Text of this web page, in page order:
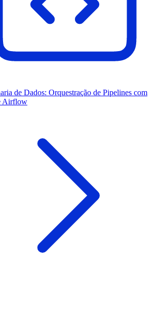
de Dados: Orquestração de Pipelines com
Airflow